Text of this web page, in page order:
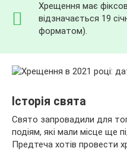
Хрещення має
відзначається 19
форматом).
Історія свята
Свято запровадили для
подіям, які мали місце ще
Предтеча хотів провести